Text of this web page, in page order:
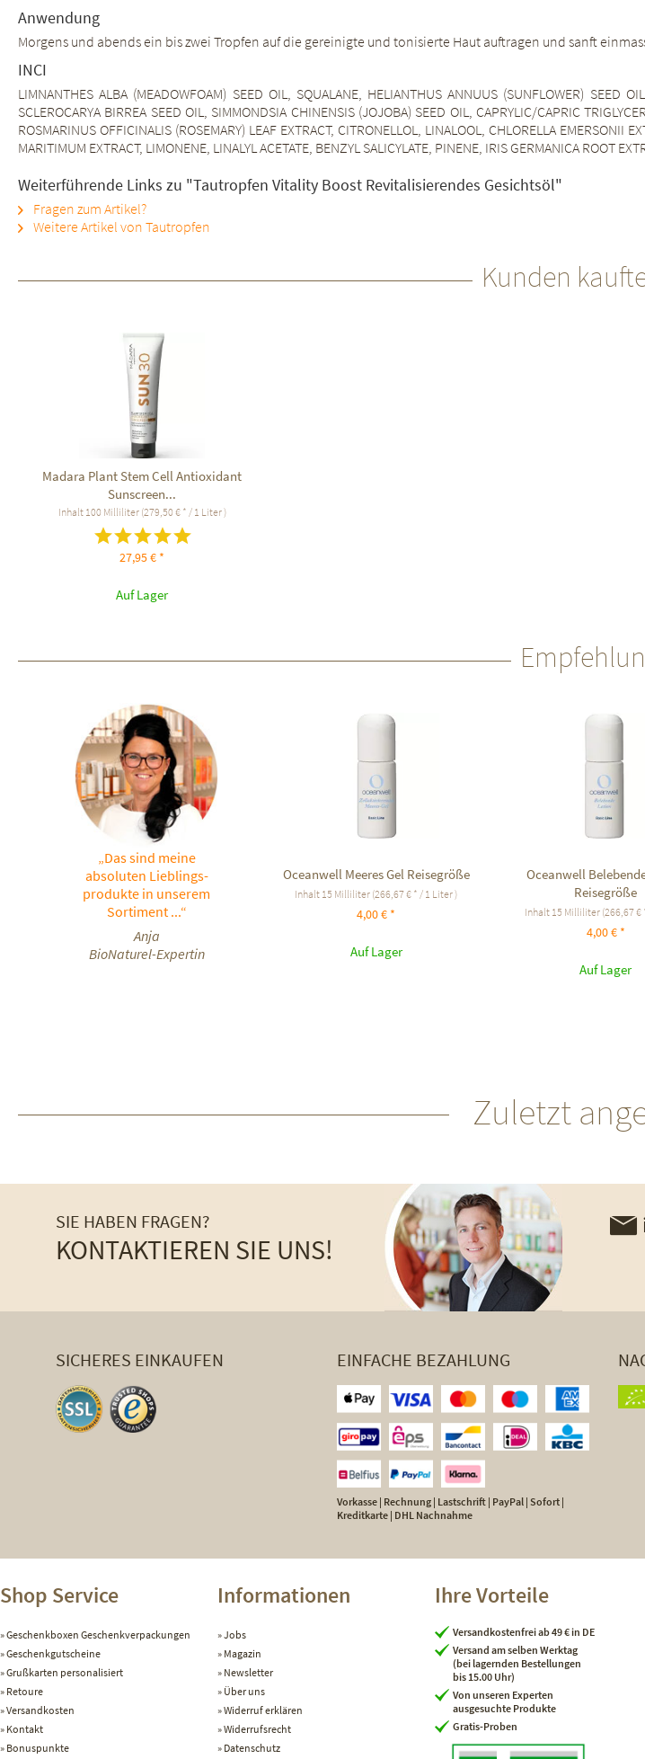
Anwendung
Morgens und abends ein bis zwei Tropfen auf die gereinigte und tonisierte Haut auftragen und sanft
INCI
LIMNANTHES ALBA (MEADOWFOAM) SEED OIL, SQUALANE, HELIANTHUS ANNUUS (SUNFLOWER) SEED
SCLEROCARYA BIRREA SEED OIL, SIMMONDSIA CHINENSIS (JOJOBA) SEED OIL, CAPRYLIC/CAPRIC
ROSMARINUS OFFICINALIS (ROSEMARY) LEAF EXTRACT, CITRONELLOL, LINALOOL, CHLORELLA EMERSONII
MARITIMUM EXTRACT, LIMONENE, LINALYL ACETATE, BENZYL SALICYLATE, PINENE, IRIS GERMANICA ROOT
Weiterführende Links zu "Tautropfen Vitality Boost Revitalisierendes Gesichtsöl"
Fragen zum Artikel?
Weitere Artikel von Tautropfen
Kunden
Madara Plant Stem Cell Antioxidant
Sunscreen...
Inhalt 100 Milliliter (279,50 € * / 1 Liter )
27,95 € *
Auf Lager
„Das sind meine
absoluten Lieblings-
produkte in unserem
Sortiment ...“
Anja
BioNaturel-Expertin
Oceanwell Meeres Gel Reisegröße
Inhalt 15 Milliliter (266,67 € * / 1 Liter )
4,00 € *
Auf Lager
Oceanwell
Reisegröße
Inhalt 15 Milliliter (266,67 €
4,00 € *
Auf Lager
Zuletzt
SIE HABEN FRAGEN?
KONTAKTIEREN SIE UNS!
SICHERES EINKAUFEN EINFACHE BEZAHLUNG
Vorkasse | Rechnung | Lastschrift | PayPal | Sofort |
Kreditkarte | DHL Nachnahme
Shop Service
Geschenkboxen Geschenkverpackungen
Geschenkgutscheine
Grußkarten personalisiert
Retoure
Versandkosten
Kontakt
Bonuspunkte
Informationen
Jobs
Magazin
Newsletter
Über uns
Widerruf erklären
Widerrufsrecht
Datenschutz
Ihre Vorteile
Versandkostenfrei ab 49 € in DE
Versand am selben Werktag
(bei lagernden Bestellungen
bis 15.00 Uhr)
Von unseren Experten
ausgesuchte Produkte
Gratis-Proben